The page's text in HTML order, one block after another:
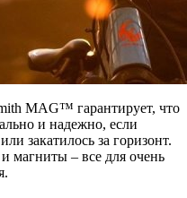
MAG™ гарантирует, что
и надежно, если
закатилось за горизонт.
магниты – все для очень